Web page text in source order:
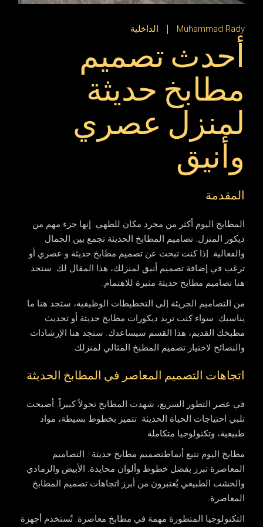
Muhammad Rady الداخلية
أحدث تصميم
مطابخ حديثة
لمنزل عصري
وأنيق
المقدمة
المطابخ اليوم أكثر من مجرد مكان للطهي. إنها جزء مهم من
ديكور المنزل.تصاميم المطابخ الحديثة تجمع بين الجمال
والفعالية. إذا كنت تبحث عن تصميم مطابخ حديثة و عصري أو
ترغب في إضافةتصميم أنيق لمنزلك، هذا المقال لك. ستجد
هناتصاميم مطابخ حديثة مثيرة للاهتمام.
من التصاميم الجريئة إلى التخطيطات الوظيفية، ستجد هنا ما
يناسبك. سواء كنت تريد ديكورات مطابخ حديثة أو تحديث
مطبخك القديم، هذا القسم سيساعدك. ستجد هنا الإرشادات
والنصائح لاختيارتصميم المطبخ المثالي لمنزلك.
اتجاهات التصميم المعاصر في المطابخ الحديثة
في عصر التطور السريع، شهدت المطابخ تحولاً كبيراً. أصبحت
تلبي احتياجات الحياة الحديثة. تتميز بخطوط بسيطة، مواد
طبيعية، وتكنولوجيا متكاملة.
مطابخ اليوم تتبع أنماطتصميم مطابخ حديثة . التصاميم
المعاصرة تبرز بفضل خطوط وألوان محايدة. الأبيض والرمادي
والخشب الطبيعي يُعتبرون من أبرز اتجاهات تصميم المطابخ
المعاصرة.
التكنولوجيا المتطورة مهمة في مطابخ معاصرة. تُستخدم أجهزة